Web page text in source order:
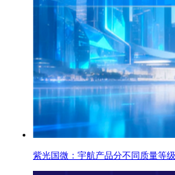
紫光国微：宇航产品分不同质量等